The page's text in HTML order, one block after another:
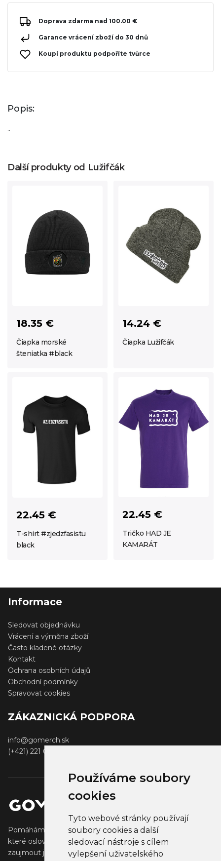
Používáme soubory
cookies
Tyto webové stránky používají
soubory cookies a další
sledovací nástroje s cílem
vylepšení uživatelského
Doprava zdarma nad 100.00 €
Garance vrácení zboží do 30 dnů
Koupí produktu podpoříte tvůrce
Popis:
..
Další produkty od Lužifčák
18.35 €
Čiapka morské
šteniatka #black
14.24 €
Čiapka Lužifčák
22.45 €
T-shirt #zjedzfasistu
black
22.45 €
Tričko HAD JE
KAMARÁT
Informace
Sledovat objednávku
Vrácení a výměna zboží
Často kladené otázky
Kontakt
Ochrana osobních údajů
Obchodní podmínky
Spravovat cookies
ZÁKAZNICKÁ PODPORA
info@gomerch.sk
(+421) 221 001 000
Pomáháme tvůrcům vytvářet a prodávat populární zboží,
které oslovuje jejich fanoušky. Pomáháme firmám
zaujmout jejich klienty, partnery a zaměstnance.